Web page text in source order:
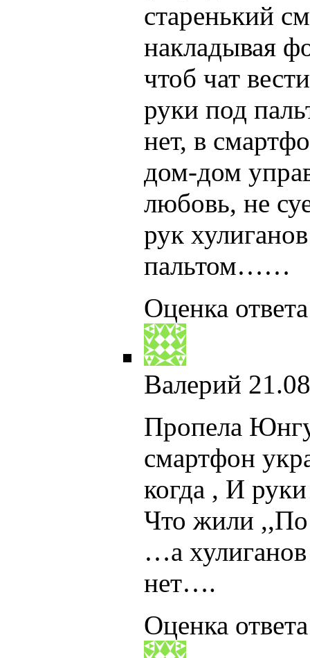
старенький
накладывая
чтоб чат
руки под
нет, в
дом-дом
любовь, не
рук
пальтом……
Оценка
Валерий
Пропела
смартфон
когда , И
Что жили ,,По
…а
нет….
Оценка